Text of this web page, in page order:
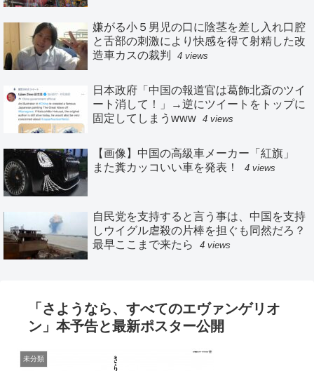
嫌がる小５男児の口に陰茎を差し入れ口腔
と舌部の刺激により快感を得て射精した改
造車カスの裁判
4 views
日本政府「中国の報道官は葛飾北斎のツイ
ート消して！」→逆にツイートをトップに
固定してしまうwww 4 views
【画像】中国の高級車メーカー「紅旗」
また糞カッコいい車を発表！
4 views
自民党を支持すると言う事は、中国を支持
しウイグル虐殺の片棒を担ぐも同然だろ？
最早ここまで来たら
4 views
「さようなら、すべてのエヴァンゲリオ
ン」本予告と最新ポスター公開
未分類